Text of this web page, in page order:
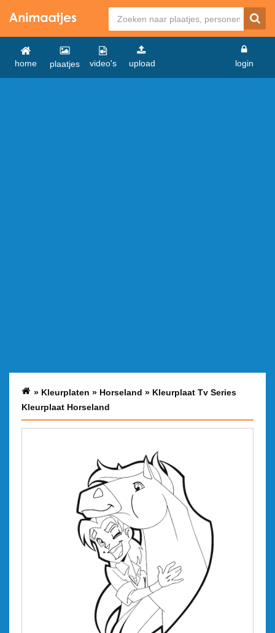
home plaatjes video's upload login
» Kleurplaten » Horseland » Kleurplaat Tv Series
Kleurplaat Horseland